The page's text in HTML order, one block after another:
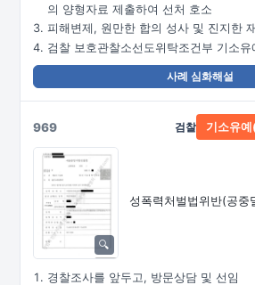
의 양형자료 제출하여 선처 호소
피해변제, 원만한 합의 성사 및 진지한
검찰 보호관찰소선도위탁조건부 기소
사례 심화해설
969
성폭력처벌법위반(공중
검찰 기소유
경찰조사를 앞두고, 방문상담 및 선임